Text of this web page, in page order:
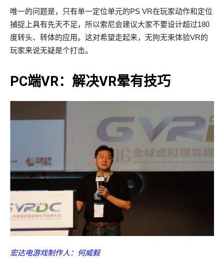
唯一的问题是，只有单一定位单元的PS VR在玩家动作和定位
捕捉上具有先天不足，所以索尼会建议大家不要设计超过180
度转头、转体的应用。这对希望走起来，无拘无束体验VR的
玩家来说无疑是个打击。
PC端VR：解决VR晕有技巧
宏达电游戏制作人：何威毅